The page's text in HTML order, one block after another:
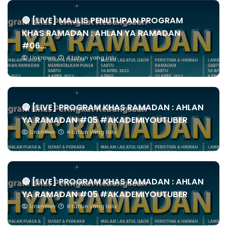
🔴 [LIVE] MAJLIS PENUTUPAN PROGRAM
KHAS RAMADAN : AHLAN YA RAMADAN
#06...
Unknown 4 tahun yang lalu
🔴 [LIVE] PROGRAM KHAS RAMADAN : AHLAN
YA RAMADAN #05 #AKADEMIYOUTUBER
Unknown 4 tahun yang lalu
🔴 [LIVE] PROGRAM KHAS RAMADAN : AHLAN
YA RAMADAN #05 #AKADEMIYOUTUBER
Unknown 4 tahun yang lalu